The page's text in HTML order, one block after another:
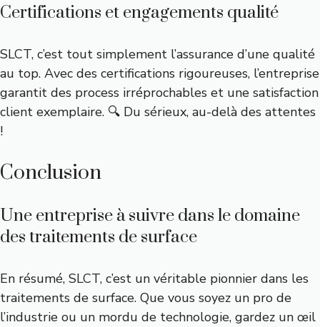
Certifications et engagements qualité
SLCT, c’est tout simplement l’assurance d’une qualité
au top. Avec des certifications rigoureuses, l’entreprise
garantit des process irréprochables et une satisfaction
client exemplaire. 🔍 Du sérieux, au-delà des attentes
!
Conclusion
Une entreprise à suivre dans le domaine
des traitements de surface
En résumé, SLCT, c’est un véritable pionnier dans les
traitements de surface. Que vous soyez un pro de
l’industrie ou un mordu de technologie, gardez un œil